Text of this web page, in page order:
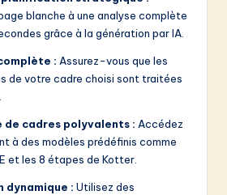
blanche à une analyse complète
grâce à la génération par IA.
: Assurez-vous que les
de votre cadre choisi sont traitées
de cadres polyvalents : Accédez
à des modèles prédéfinis comme
et les 8 étapes de Kotter.
dynamique : Utilisez des